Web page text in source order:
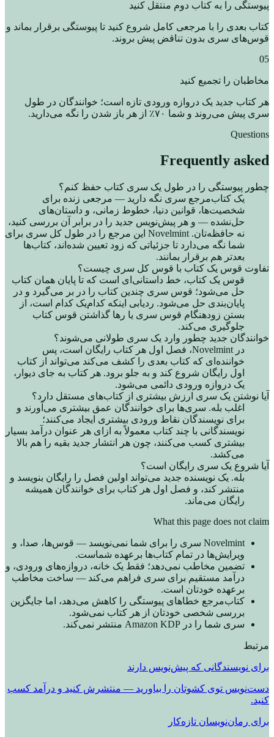
پیوستگی را به کتاب دوم منتقل کنید
کتاب بعدی را با مرجعی کامل شروع کنید تا پیوستگی برقرار بماند و
قوس‌های سری بدون تناقض پیش بروند.
05
مخاطبان را تجمیع کنید
هر کتاب جدید یک دروازه ورودی تازه است؛ خوانندگان در طول
سری پیش می‌روند و شما ۷۰٪ از هر باز شدن را نگه می‌دارید.
Questions
Frequently asked
چطور پیوستگی را در طول یک سری کتاب حفظ کنم؟
یک کتاب‌مرجع سری نگه دارید — مرجعی زنده برای
شخصیت‌ها، قوانین دنیا، خطوط زمانی، و داستان‌های
حل‌نشده — و هر پیش‌نویس جدید را در برابر آن بررسی کنید،
نه حافظه‌تان. Novelmint این مرجع را در طول کل سری برای
شما نگه می‌دارد تا جزئیاتی که زود تعیین شده‌اند، کتاب‌ها
بعدتر هم برقرار بمانند.
تفاوت قوس یک کتاب با قوس کل سری چیست؟
قوس یک کتاب، خط داستانی‌ای است که تا پایان همان کتاب
حل می‌شود؛ قوس سری چندین کتاب را در بر می‌گیرد و در
پایان‌بندی حل می‌شود. ردیابی اینکه کدام‌یک کدام است، از
بستن زودهنگام قوس سری یا رها گذاشتن قوس کتاب
جلوگیری می‌کند.
خوانندگان جدید چطور وارد یک سری طولانی می‌شوند؟
در Novelmint، فصل اول هر کتاب رایگان است، پس
خواننده‌ای که کتاب بعدی را کشف می‌کند می‌تواند از کتاب
اول رایگان شروع کند و به جلو برود. هر کتاب به جای دیوار،
یک دروازه ورودی دائمی می‌شود.
آیا نوشتن یک سری ارزش بیشتری از کتاب‌های مستقل دارد؟
اغلب بله. سری‌ها برای خوانندگان عمق بیشتری می‌آورند و
برای نویسندگان نقاط ورودی بیشتری ایجاد می‌کنند؛
نویسندگانی با چند کتاب معمولاً به ازای هر عنوان درآمد بسیار
بیشتری کسب می‌کنند، چون هر انتشار جدید بقیه را هم بالا
می‌کشد.
آیا شروع یک سری رایگان است؟
بله. یک نویسنده جدید می‌تواند اولین فصل را رایگان بنویسد و
منتشر کند، و فصل اول هر کتاب برای خوانندگان همیشه
رایگان می‌ماند.
What this page does not claim
Novelmint سری را برای شما نمی‌نویسد — قوس‌ها، صدا، و
ویرایش‌ها در تمام کتاب‌ها برعهده شماست.
تضمین مخاطب نمی‌دهد؛ فقط یک خانه، دروازه‌های ورودی، و
درآمد مستقیم برای سری فراهم می‌کند — ساخت مخاطب
برعهده خودتان است.
کتاب‌مرجع خطاهای پیوستگی را کاهش می‌دهد، اما جایگزین
بررسی شخصی خودتان از هر کتاب نمی‌شود.
سری شما را در Amazon KDP منتشر نمی‌کند.
مرتبط
برای نویسندگانی که پیش‌نویس دارند
دست‌نویس توی کشوتان را بیاورید — منتشرش کنید و درآمد کسب
کنید.
برای رمان‌نویسان تازه‌کار